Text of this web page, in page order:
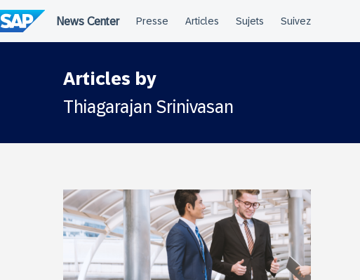
au
contenu
Articles by
Thiagarajan Srinivasan